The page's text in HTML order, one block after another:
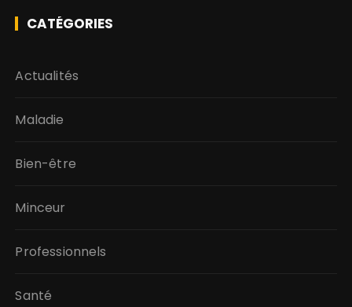
CATÉGORIES
Actualités
Maladie
Bien-être
Minceur
Professionnels
Santé